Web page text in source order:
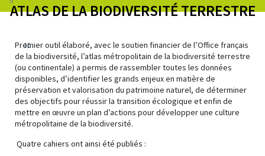
ATLAS DE LA BIODIVERSITÉ TERRESTRE
Premier outil élaboré, avec le soutien financier de l’Office français
de la biodiversité, l’atlas métropolitain de la biodiversité terrestre
(ou continentale) a permis de rassembler toutes les données
disponibles, d’identifier les grands enjeux en matière de
préservation et valorisation du patrimoine naturel, de déterminer
des objectifs pour réussir la transition écologique et enfin de
mettre en œuvre un plan d’actions pour développer une culture
métropolitaine de la biodiversité.
Quatre cahiers ont ainsi été publiés :